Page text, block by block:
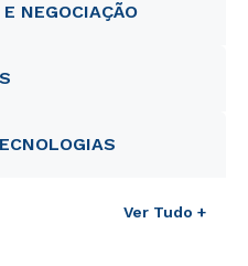
NEGOCIAÇÃO
Ver Tudo +